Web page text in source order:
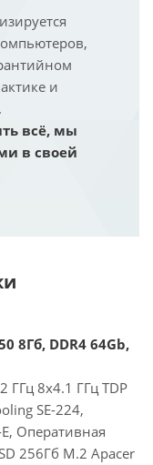
и
всё, мы
в своей
8Гб, DDR4 64Gb,
ГГц 8x4.1 ГГц TDP
SE-224,
Оперативная
256Гб M.2 Apacer